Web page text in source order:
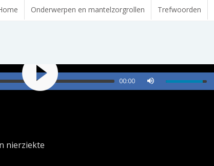
Onderwerpen en mantelzorgrollen Trefwoorden
nierziekte
00:00